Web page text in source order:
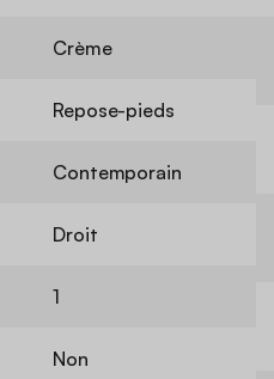
Crème
Repose-pieds
Contemporain
Droit
1
Non